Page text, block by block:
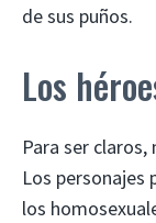
de sus puños.
Los
Para ser
Los personajes
los